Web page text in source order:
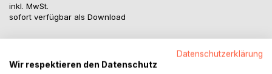
inkl. MwSt.
sofort verfügbar als Download
IN DEN WARENKORB
Datenschutzerklärung
Wir respektieren den Datenschutz